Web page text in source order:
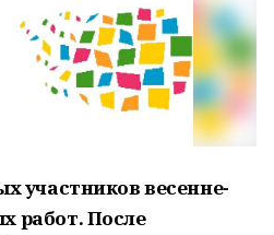
участников весенне-
работ. После